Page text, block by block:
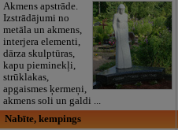
Akmens apstrāde.
Izstrādājumi no
metāla un akmens,
interjera elementi,
dārza skulptūras,
kapu pieminekļi,
strūklakas,
apgaismes ķermeņi,
akmens soli un galdi ...
Nabīte, kempings